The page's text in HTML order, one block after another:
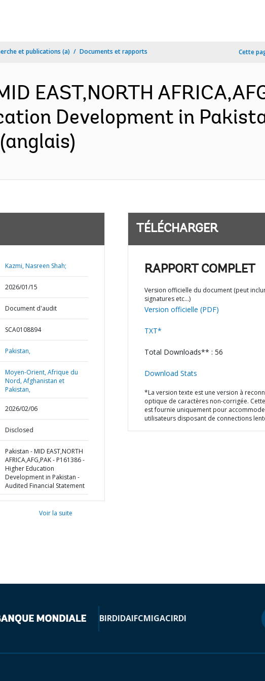
et publications (a) Documents et rapports Cette
EAST,NORTH
Development in
Kazmi, Nasreen Shah;
2026/01/15
Document d'audit
SCA0108894
Pakistan,
Moyen-Orient, Afrique du
Nord, Afghanistan et
Pakistan,
2026/02/06
Disclosed
Pakistan - MID EAST,NORTH
AFRICA,AFG,PAK - P161386 -
Higher Education
Development in Pakistan -
Audited Financial Statement
Voir la suite
TÉLÉCHARGER
RAPPORT COMPLET
Version officielle du document (peut
signatures etc…)
Version officielle (PDF)
TXT*
Total Downloads** : 56
Download Stats
*La version texte est une version à
optique de caractères non-corrigée.
est fournie uniquement pour
utilisateurs disposant de connections
BIRDIDAIFCMIGACIRDI